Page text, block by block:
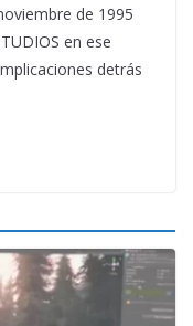
de 1995
en ese
detrás